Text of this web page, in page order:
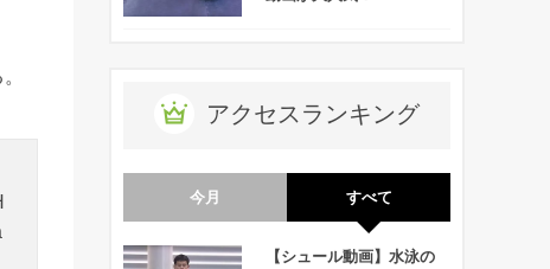
アクセスランキング
今月 すべて
【シュール動画】水泳の